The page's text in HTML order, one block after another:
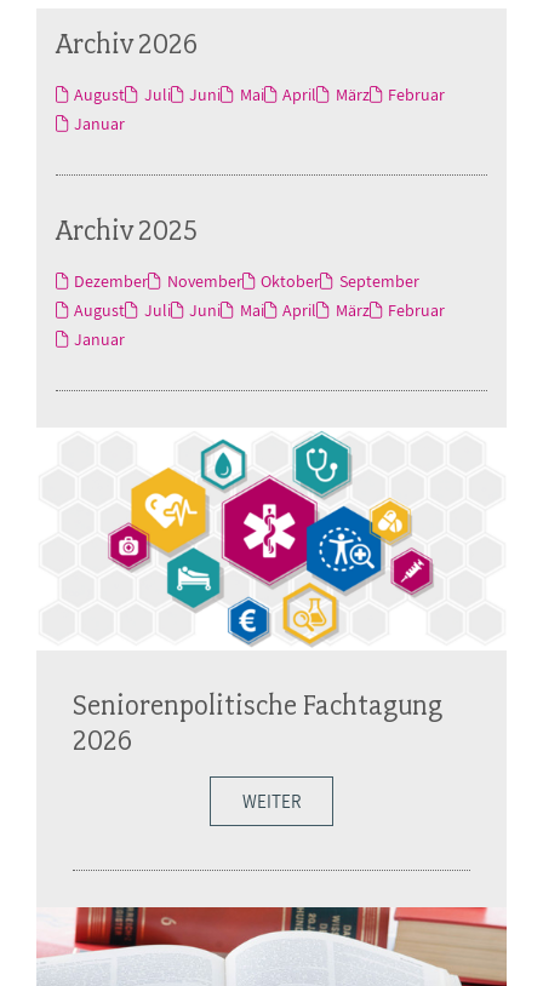
Archiv 2026
August Juli Juni Mai April März
Februar
Januar
Archiv 2025
Dezember November Oktober
September
August
Juli Juni Mai April März
Februar
Januar
Seniorenpolitische Fachtagung
2026
WEITER